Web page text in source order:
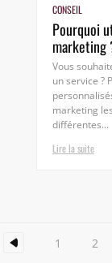
CONSEIL
Pourquoi
marketing
Vous
un service ?
marketing
différentes...
Lire la suite
1 2